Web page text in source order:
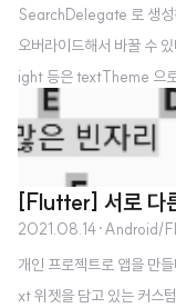
않고 AppBar 부분까지
된다. 그렇다면 왜
은 ListView 공식 문서에..
SearchDelegate 로 생
오버라이드해서 바꿀 수
ight 등은 textTheme 으
( titleLarge:
olor: Colors.white, ), ),
색은 TextInput 박스에
의 글자색은
p..
[Flutter] 서로 다
2021.08.14·Android/
개인 프로젝트로 앱을 만
xt 위젯을 담고 있는 커스